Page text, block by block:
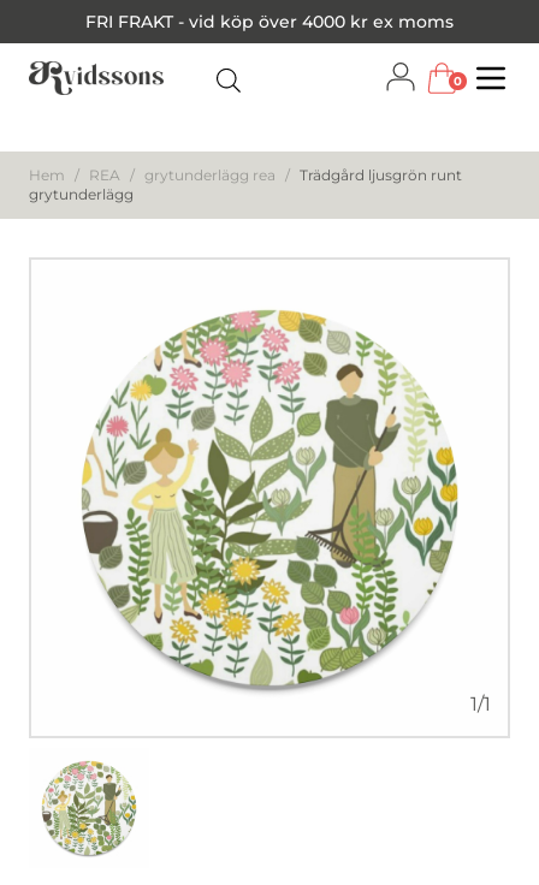
FRI FRAKT - vid köp över 4000 kr ex moms
0
Hem / REA / grytunderlägg rea / Trädgård ljusgrön runt
grytunderlägg
1/1